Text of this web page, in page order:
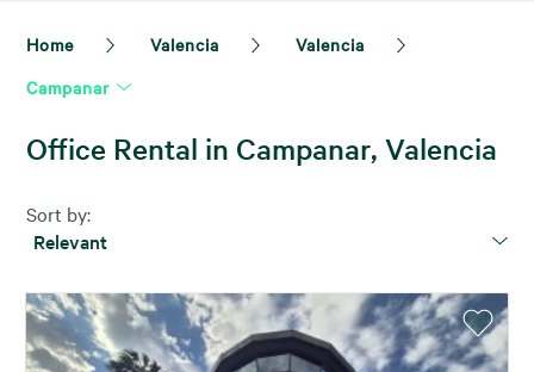
Home Valencia
Valencia
Campanar
Office Rental in Campanar, Valencia
Sort by:
Relevant